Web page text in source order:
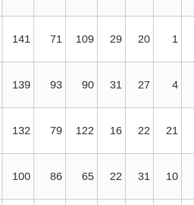
141 71 109 29 20 1
139 93 90 31 27 4
132 79 122 16 22 21
100 86 65 22 31 10